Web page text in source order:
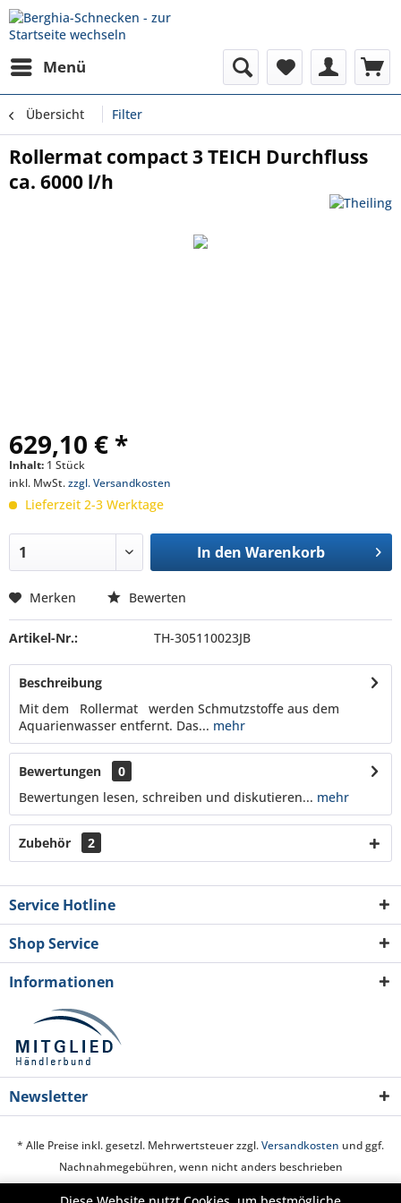
Menü
Übersicht Filter
Rollermat compact 3 TEICH Durchfluss
ca. 6000 l/h
629,10 € *
Inhalt: 1 Stück
inkl. MwSt.zzgl. Versandkosten
Lieferzeit 2-3 Werktage
In den Warenkorb
Merken Bewerten
Artikel-Nr.: TH-305110023JB
Beschreibung
Mit dem Rollermat werden Schmutzstoffe aus dem
Aquarienwasser entfernt. Das... mehr
Bewertungen
0
Bewertungen lesen, schreiben und diskutieren... mehr
Zubehör 2
Service Hotline
Shop Service
Informationen
Newsletter
* Alle Preise inkl. gesetzl. Mehrwertsteuer zzgl.Versandkosten und ggf.
Nachnahmegebühren, wenn nicht anders beschrieben